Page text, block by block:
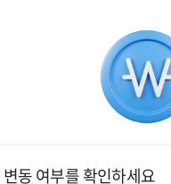
동 여부를 확인하세요